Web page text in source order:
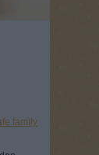
family